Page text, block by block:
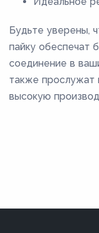
Будьте уверены,
пайку обеспечат
соединение в
также прослужат
высокую